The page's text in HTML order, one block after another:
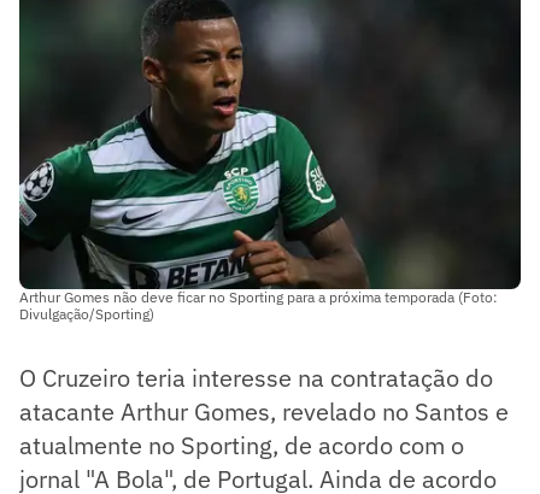
Arthur Gomes não deve ficar no Sporting para a próxima temporada (Foto:
Divulgação/Sporting)
O Cruzeiro teria interesse na contratação do
atacante Arthur Gomes, revelado no Santos e
atualmente no Sporting, de acordo com o
jornal "A Bola", de Portugal. Ainda de acordo